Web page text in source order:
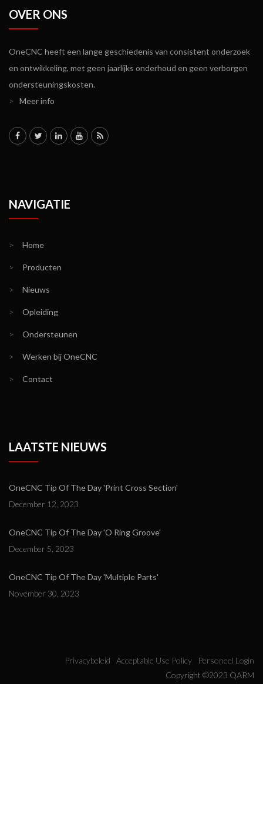
OVER ONS
OneCNC heeft een lange geschiedenis van consistent onderzoek
en ontwikkeling, met geen jaarlijks onderhoud en geen verborgen
ondersteuningskosten.
>
Meer info
NAVIGATIE
> Home
> Producten
> Nieuws
> Opleiding
> Ondersteunen
> Werken bij OneCNC
> Contact
LAATSTE NIEUWS
OneCNC Tip Of The Day 'Print Cross Section'
December 12, 2023
OneCNC Tip Of The Day 'O Ring Groove'
December 5, 2023
OneCNC Tip Of The Day 'Multiple Parts'
November 30, 2023
Privacybeleid Acceptable Use Policy
Personeel Login
Copyright ©2023 QARM